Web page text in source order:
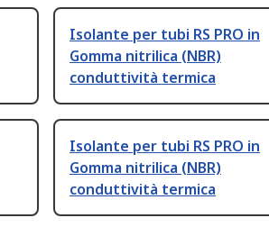
Isolante per tubi RS PRO in
Gomma nitrilica (NBR)
conduttività termica
Isolante per tubi RS PRO in
Gomma nitrilica (NBR)
conduttività termica